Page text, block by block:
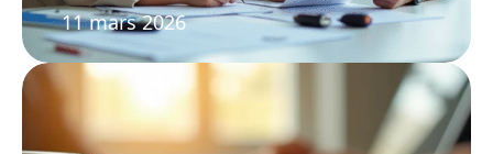
11 mars 2026